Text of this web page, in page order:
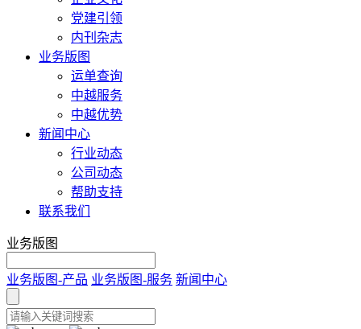
党建引领
内刊杂志
业务版图
运单查询
中越服务
中越优势
新闻中心
行业动态
公司动态
帮助支持
联系我们
业务版图
业务版图-产品 业务版图-服务 新闻中心